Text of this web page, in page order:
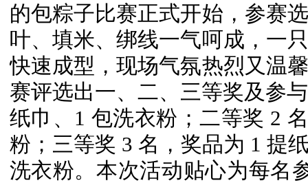
的包粽子比赛正式开始，参赛
叶、填米、绑线一气呵成，一
快速成型，现场气氛热烈又温
赛评选出一、二、三等奖及参
纸巾、1 包洗衣粉；二等奖 2
粉；三等奖 3 名，奖品为 1 提
洗衣粉。本次活动贴心为每名